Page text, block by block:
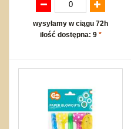
wysyłamy w ciągu 72h
ilość dostępna: 9 *